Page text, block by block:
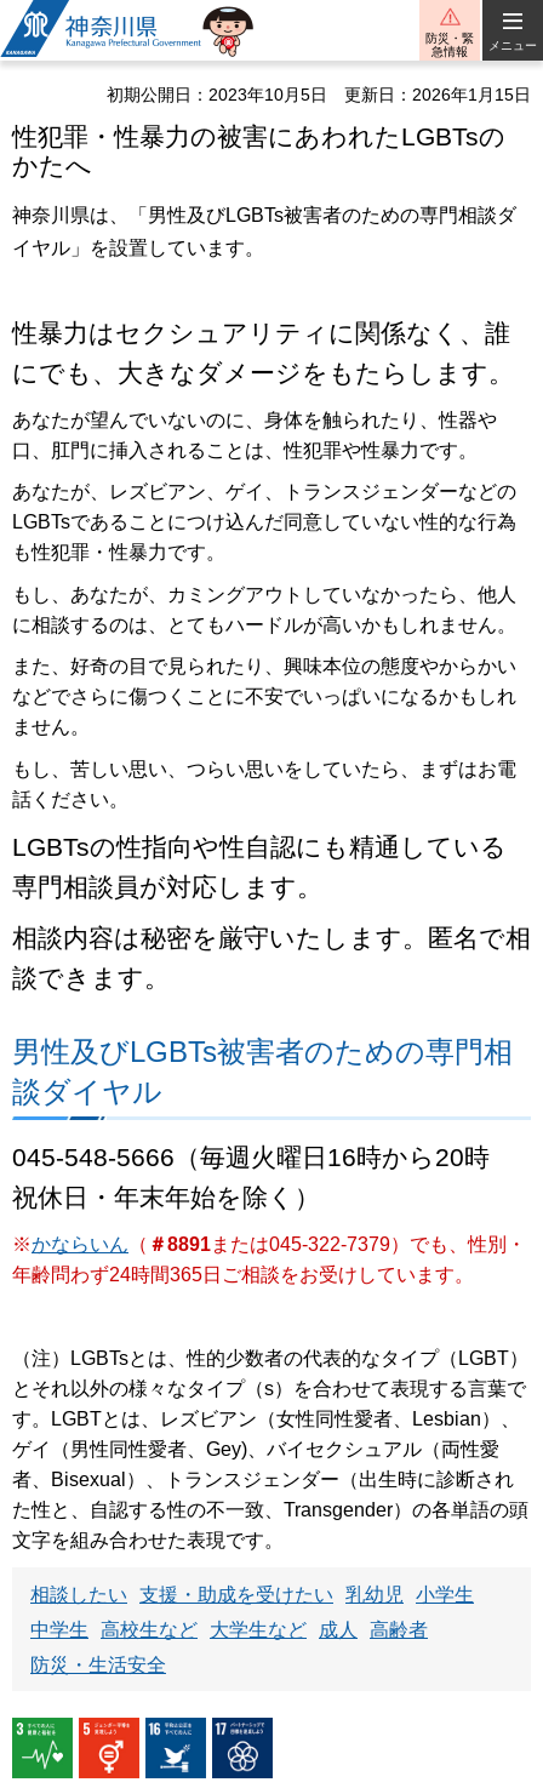
神奈川県
防災・緊
急情報
メニュー
初期公開日：2023年10月5日 更新日：2026年1月15日
性犯罪・性暴力の被害にあわれたLGBTsの
かたへ
神奈川県は、「男性及びLGBTs被害者のための専門相談ダ
イヤル」を設置しています。
性暴力はセクシュアリティに関係なく、誰
にでも、大きなダメージをもたらします。
あなたが望んでいないのに、身体を触られたり、性器や
口、肛門に挿入されることは、性犯罪や性暴力です。
あなたが、レズビアン、ゲイ、トランスジェンダーなどの
LGBTsであることにつけ込んだ同意していない性的な行為
も性犯罪・性暴力です。
もし、あなたが、カミングアウトしていなかったら、他人
に相談するのは、とてもハードルが高いかもしれません。
また、好奇の目で見られたり、興味本位の態度やからかい
などでさらに傷つくことに不安でいっぱいになるかもしれ
ません。
もし、苦しい思い、つらい思いをしていたら、まずはお電
話ください。
LGBTsの性指向や性自認にも精通している
専門相談員が対応します。
相談内容は秘密を厳守いたします。匿名で相
談できます。
男性及びLGBTs被害者のための専門相
談ダイヤル
045-548-5666（毎週火曜日16時から20時
祝休日・年末年始を除く）
※かならいん （ ＃8891または045-322-7379）でも、性別・
年齢問わず24時間365日ご相談をお受けしています。
（注）LGBTsとは、性的少数者の代表的なタイプ（LGBT）
とそれ以外の様々なタイプ（s）を合わせて表現する言葉で
す。LGBTとは、レズビアン（女性同性愛者、Lesbian）、
ゲイ（男性同性愛者、Gey)、バイセクシュアル（両性愛
者、Bisexual）、トランスジェンダー（出生時に診断され
た性と、自認する性の不一致、Transgender）の各単語の頭
文字を組み合わせた表現です。
相談したい 支援・助成を受けたい 乳幼児
小学生
中学生
高校生など 大学生など 成人
高齢者
防災・生活安全